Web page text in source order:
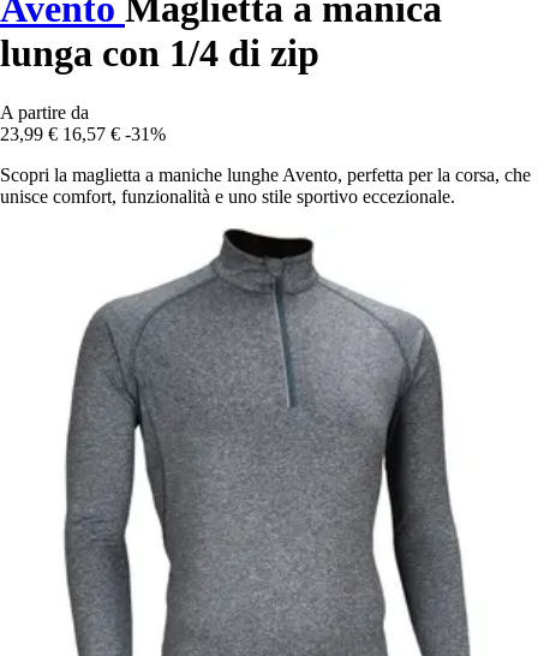
Avento Maglietta a manica
lunga con 1/4 di zip
A partire da
23,99 € 16,57 € -31%
Scopri la maglietta a maniche lunghe Avento, perfetta per la corsa, che
unisce comfort, funzionalità e uno stile sportivo eccezionale.